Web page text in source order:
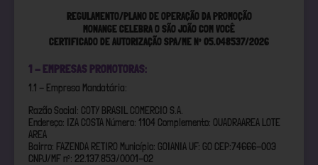
Fale conosco
Política de privacidade
REGULAMENTO/PLANO DE OPERAÇÃO DA PROMOÇÃO
MONANGE CELEBRA O SÃO JOÃO COM VOCÊ
CERTIFICADO DE AUTORIZAÇÃO SPA/ME Nº 05.048537/2026
1 - EMPRESAS PROMOTORAS:
1.1 - Empresa Mandatária:
Razão Social: COTY BRASIL COMERCIO S.A.
Endereço: IZA COSTA Número: 1104 Complemento: QUADRAAREA LOTE
AREA
Bairro: FAZENDA RETIRO Município: GOIANIA UF: GO CEP:74666-003
CNPJ/MF nº: 22.137.853/0001-02